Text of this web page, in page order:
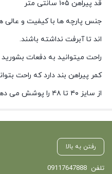
قد پیراهن ۱۰۵ سانتی متر
جنس پارچه ها با کیفیت و
اند تا آبرفت نداشته باشند.
راحت میتوانید به دفعات
کمر پیراهن بند دارد که راحت
از سایز ۴۰ تا ۴۸ را پوشش می دهد و فری سایز است.
رفتن به بالا
تلفن 09117647888